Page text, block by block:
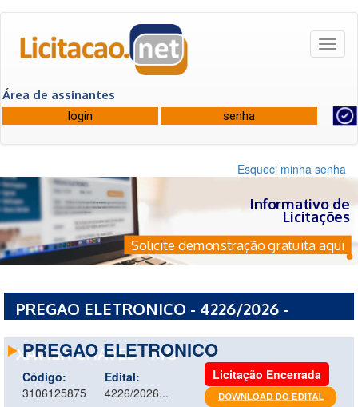
Área de assinantes
Esqueci minha senha
Informativo de
Licitações
Solicite demonstração gratuita aqui
PREGAO ELETRONICO - 4226/2026 -
XAVIER CHAVES - MG
PREGAO ELETRONICO
Código:
3106125875
Edital:
4226/2026...
Licitação Encerrada